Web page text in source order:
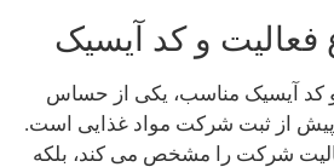
فعالیت و کد آیسیک
و کد آیسیک مناسب، یکی از حساس
از ثبت شرکت مواد غذایی است.
شرکت را مشخص می کند، بلکه